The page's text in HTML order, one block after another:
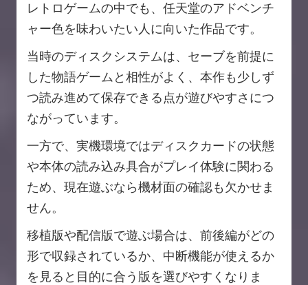
レトロゲームの中でも、任天堂のアドベンチ
ャー色を味わいたい人に向いた作品です。
当時のディスクシステムは、セーブを前提に
した物語ゲームと相性がよく、本作も少しず
つ読み進めて保存できる点が遊びやすさにつ
ながっています。
一方で、実機環境ではディスクカードの状態
や本体の読み込み具合がプレイ体験に関わる
ため、現在遊ぶなら機材面の確認も欠かせま
せん。
移植版や配信版で遊ぶ場合は、前後編がどの
形で収録されているか、中断機能が使えるか
を見ると目的に合う版を選びやすくなりま